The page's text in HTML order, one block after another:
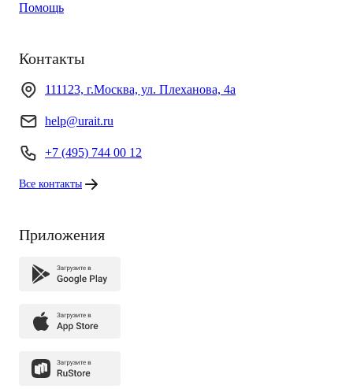
Помощь
Контакты
111123, г.Москва, ул. Плеханова, 4а
help@urait.ru
+7 (495) 744 00 12
Все контакты
Приложения